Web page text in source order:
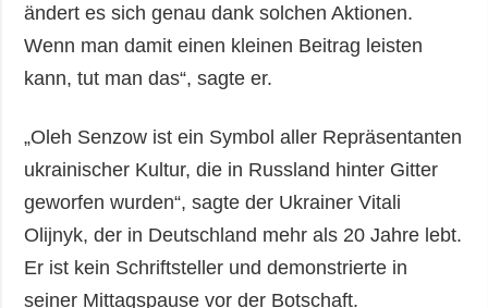
ändert es sich genau dank solchen Aktionen.
Wenn man damit einen kleinen Beitrag leisten
kann, tut man das“, sagte er.
„Oleh Senzow ist ein Symbol aller Repräsentanten
ukrainischer Kultur, die in Russland hinter Gitter
geworfen wurden“, sagte der Ukrainer Vitali
Olijnyk, der in Deutschland mehr als 20 Jahre lebt.
Er ist kein Schriftsteller und demonstrierte in
seiner Mittagspause vor der Botschaft.